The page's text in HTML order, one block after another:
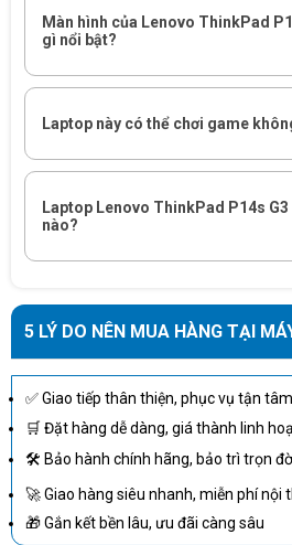
2. Các đặc điểm nổi bật của
Laptop Lenovo ThinkPad P14s G3
trong balo khi di chuyển trở nên rất
Khung máy được xây dựng vững chắc,
kế để tôn lên sự sang trọng và độc đáo
2.2. Bàn phím
Màn hình của Lenovo ThinkPad
gì nổi bật?
Laptop này có thể chơi game
Laptop Lenovo ThinkPad P14s
nào?
5 LÝ DO NÊN MUA HÀNG TẠI
✅ Giao tiếp thân thiện, phục vụ tận tâm
🛒 Đặt hàng dễ dàng, giá thành linh
🛠 Bảo hành chính hãng, bảo trì trọn
🚀 Giao hàng siêu nhanh, miễn phí nội
🎁 Gắn kết bền lâu, ưu đãi càng sâu